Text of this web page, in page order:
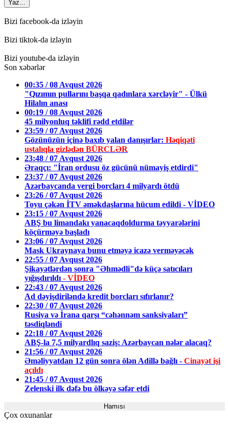
Yaz...
Bizi facebook-da izləyin
Bizi tiktok-da izləyin
Bizi youtube-da izləyin
Son xəbərlər
00:35 / 08 Avqust 2026
"Qızımın pullarını başqa qadınlara xərcləyir" - Ülkü
Hilalın anası
00:19 / 08 Avqust 2026
45 milyonluq təklifi rədd etdilər
23:59 / 07 Avqust 2026
Gözünüzün içinə baxıb yalan danışırlar: Həqiqəti
ustalıqla gizlədən BÜRCLƏR
23:48 / 07 Avqust 2026
Əraqçı: "İran ordusu öz gücünü nümayiş etdirdi"
23:37 / 07 Avqust 2026
Azərbaycanda vergi borcları 4 milyardı ötdü
23:26 / 07 Avqust 2026
Toyu çəkən İTV əməkdaşlarına hücum edildi - VİDEO
23:15 / 07 Avqust 2026
ABŞ bu limandakı yanacaqdoldurma təyyarələrini
köçürməyə başladı
23:06 / 07 Avqust 2026
Mask Ukraynaya bunu etməyə icazə verməyəcək
22:55 / 07 Avqust 2026
Şikayətlərdən sonra "Əhmədli"də küçə satıcıları
yığışdırıldı - VİDEO
22:43 / 07 Avqust 2026
Ad dəyişdiriləndə kredit borcları sıfırlanır?
22:30 / 07 Avqust 2026
Rusiya və İrana qarşı “cəhənnəm sanksiyaları”
təsdiqləndi
22:18 / 07 Avqust 2026
ABŞ-la 7,5 milyardlıq saziş: Azərbaycan nələr alacaq?
21:56 / 07 Avqust 2026
Əməliyyatdan 12 gün sonra ölən Adillə bağlı - Cinayət işi
açıldı
21:45 / 07 Avqust 2026
Zelenski ilk dəfə bu ölkəyə səfər etdi
Hamısı
Çox oxunanlar